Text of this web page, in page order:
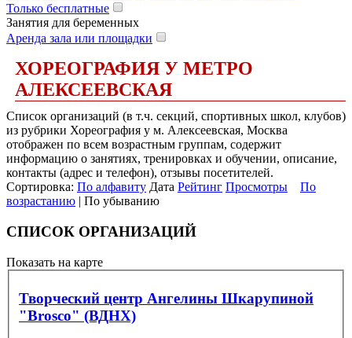
Только бесплатные
Занятия для беременных
Аренда зала или площадки
ХОРЕОГРАФИЯ У МЕТРО
АЛЕКСЕЕВСКАЯ
Список организаций (в т.ч. секций, спортивных школ, клубов)
из рубрики Хореография у м. Алексеевская, Москва
отображен по всем возрастным группам, содержит
информацию о занятиях, тренировках и обучении, описание,
контакты (адрес и телефон), отзывы посетителей.
Сортировка: По алфавиту Дата Рейтинг Просмотры
По
возрастанию | По убыванию
СПИСОК ОРГАНИЗАЦИЙ
Показать на карте
Творческий центр Ангелины Шкарупиной
"Brosco" (ВДНХ)